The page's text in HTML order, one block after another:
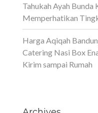
Tahukah Ayah Bunda
Memperhatikan
Harga Aqiqah
Catering Nasi Box
Kirim sampai Rumah